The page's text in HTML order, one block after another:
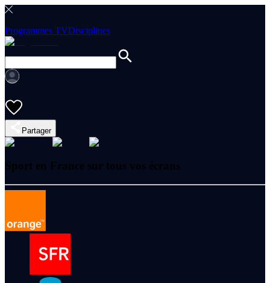
Programmes TVDisciplines
Partager
Sport en France sur tous vos écrans